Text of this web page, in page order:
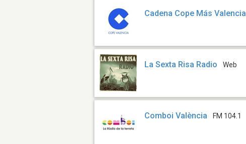
Cadena Cope Más Valencia
La Sexta Risa Radio Web
Comboi València FM 104.1